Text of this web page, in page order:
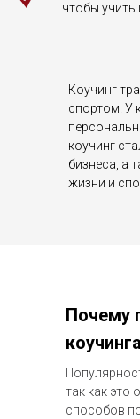
чтобы учить
Коучинг
спортом. У
коучинг
бизнеса, а
жизни и
Почему
так как это
способов